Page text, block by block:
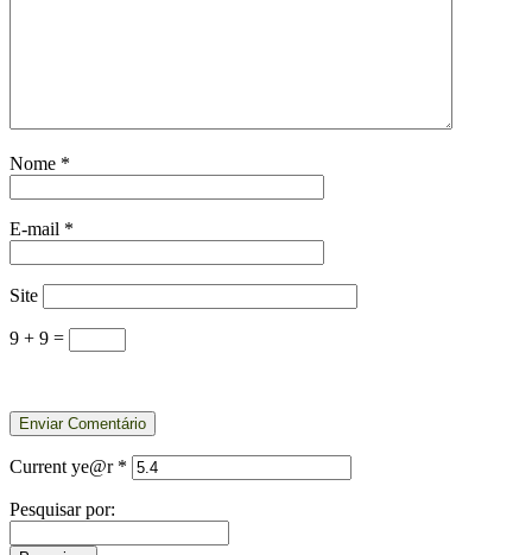
Nome *
E-mail *
Site
9 + 9 =
Current ye@r *
Pesquisar por: